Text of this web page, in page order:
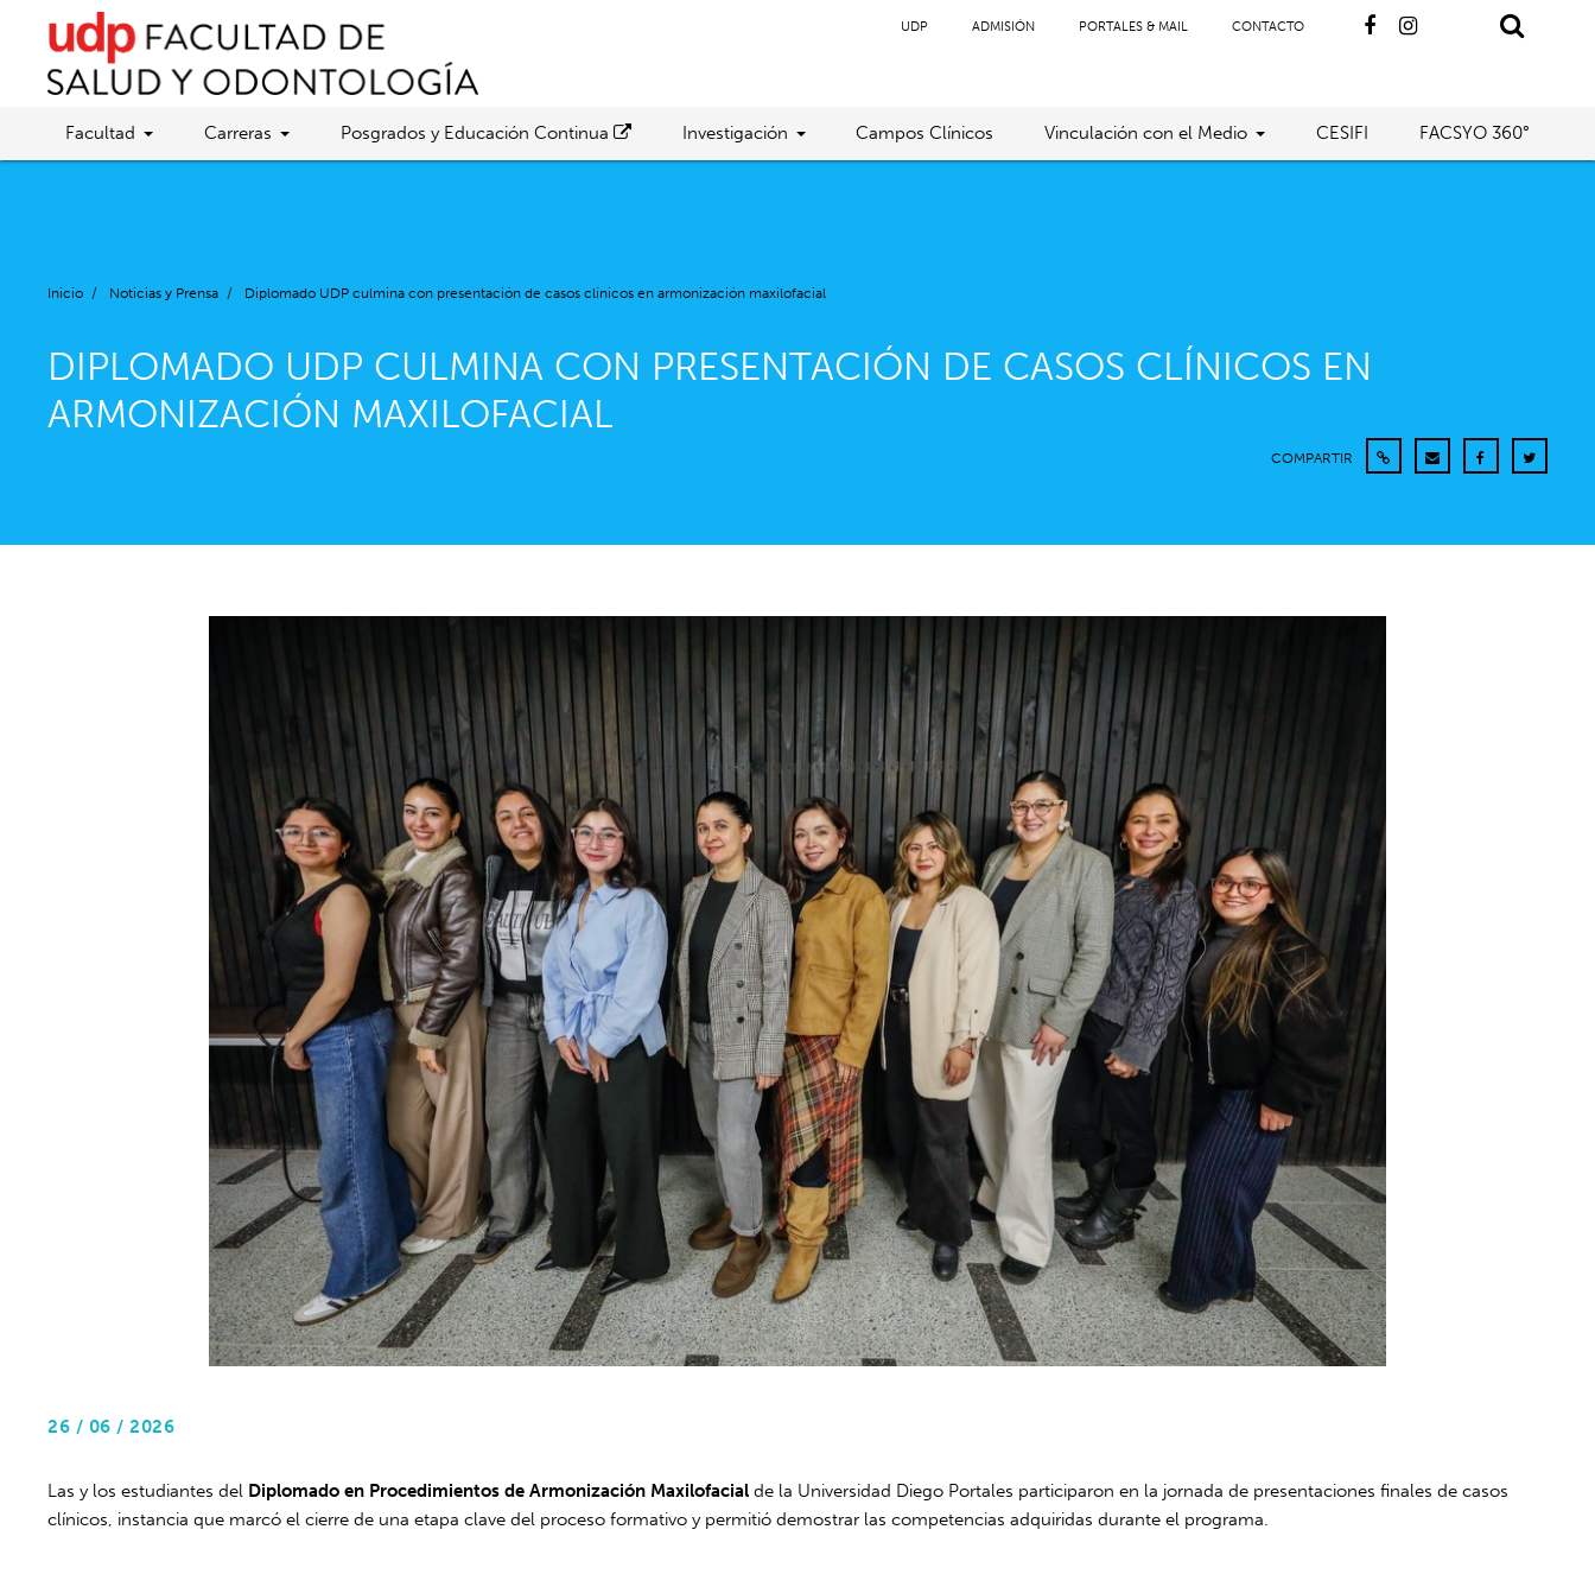
UDP ADMISIÓN PORTALES & MAIL CONTACTO
Facultad Carreras Posgrados y Educación Continua Investigación Campos Clínicos Vinculación con el Medio CESIFI FACSYO 360°
Inicio / Noticias y Prensa / Diplomado UDP culmina con presentación de casos clínicos en armonización maxilofacial
DIPLOMADO UDP CULMINA CON PRESENTACIÓN DE CASOS CLÍNICOS EN
ARMONIZACIÓN MAXILOFACIAL
COMPARTIR
26 / 06 / 2026
Las y los estudiantes del Diplomado en Procedimientos de Armonización Maxilofacial de la Universidad Diego Portales participaron en la jornada de presentaciones finales de casos
clínicos, instancia que marcó el cierre de una etapa clave del proceso formativo y permitió demostrar las competencias adquiridas durante el programa.